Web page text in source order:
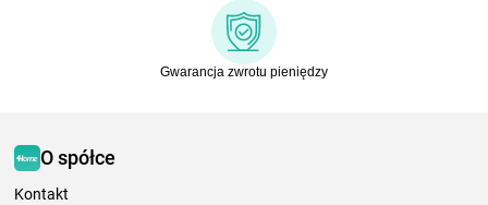
Gwarancja zwrotu pieniędzy
O spółce
Kontakt